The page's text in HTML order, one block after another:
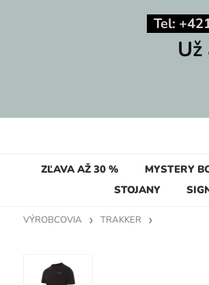
Tel:
ZĽAVA AŽ 30 % MYSTERY
STOJANY
VÝROBCOVIA TRAKKER